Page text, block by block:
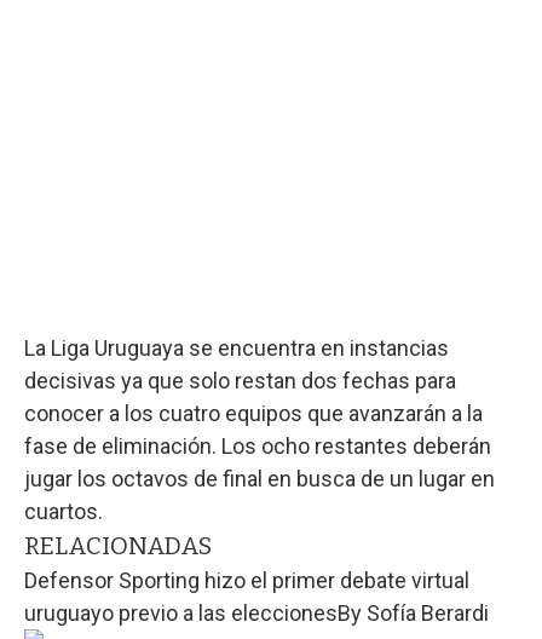
La Liga Uruguaya se encuentra en instancias
decisivas ya que solo restan dos fechas para
conocer a los cuatro equipos que avanzarán a la
fase de eliminación. Los ocho restantes deberán
jugar los octavos de final en busca de un lugar en
cuartos.
RELACIONADAS
Defensor Sporting hizo el primer debate virtual
uruguayo previo a las eleccionesBy Sofía Berardi